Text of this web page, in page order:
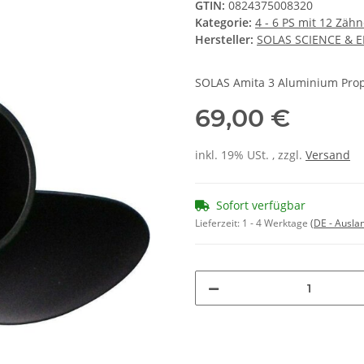
GTIN: 0824375008320
Kategorie: 4 - 6 PS mit 12
Hersteller: SOLAS SCIENCE &
SOLAS Amita 3 Aluminium
69,00 €
inkl. 19% USt. , zzgl. Versand
Sofort verfügbar
Lieferzeit: 1 - 4 Werktage (DE -